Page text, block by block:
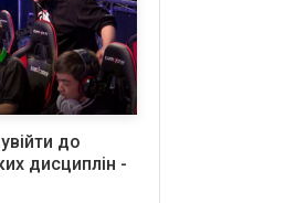
до
дисциплін -